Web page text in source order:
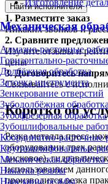
Изготовление
Механическая
Алмазно-расточные
Горизонтально-
Долбёжная обработка
Заточка инструмента
Зенкерование отверстий
Зубодолбёжная
Зубофрезерная обработка
Зубошлифовальные
Координатно-расточные
Круглошлифовальные
Механическая
Накатка резьбы
Нарезание резьбы
Найти исполнителя
1. Разместите заказ
Никаких звонков и
2. Сравните
Изучите отзывы и
цены
3.Договоритесь
Связывайтесь с
Коротко об
Резка металла пресс-
оборудовании трех
дисковое),
использованием
производится резка